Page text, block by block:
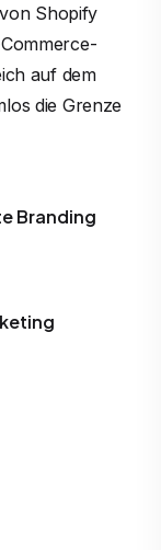
Shopify
auf dem
die Grenze
Branding